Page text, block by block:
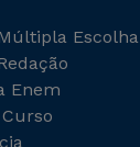
Escolha
Enem